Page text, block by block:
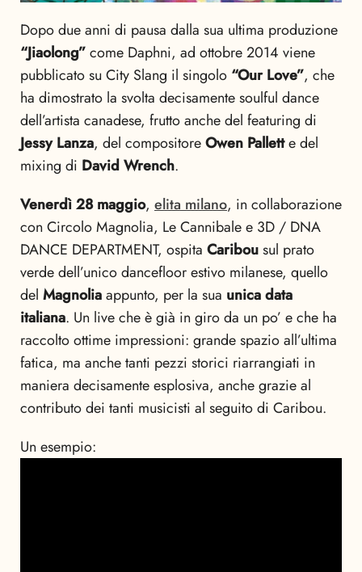
Dopo due anni di pausa dalla sua ultima produzione
“Jiaolong”come Daphni, ad ottobre 2014 viene
pubblicato su City Slang il singolo “Our Love”, che
ha dimostrato la svolta decisamente soulful dance
dell’artista canadese, frutto anche del featuring di
Jessy Lanza, del compositoreOwen Pallette del
mixing di David Wrench.
Venerdì 28 maggio, elita milano, in collaborazione
con Circolo Magnolia, Le Cannibale e 3D / DNA
DANCE DEPARTMENT, ospita Caribousul prato
verde dell’unico dancefloor estivo milanese, quello
del Magnoliaappunto, per la sua unica data
italiana. Un live che è già in giro da un po’ e che ha
raccolto ottime impressioni: grande spazio all’ultima
fatica, ma anche tanti pezzi storici riarrangiati in
maniera decisamente esplosiva, anche grazie al
contributo dei tanti musicisti al seguito di Caribou.
Un esempio: